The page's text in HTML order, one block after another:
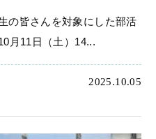
の皆さんを対象にした部活
月11日（土）14...
2025.10.05